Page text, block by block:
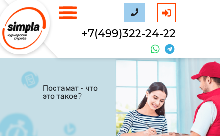
+7(499)322-24-22
Постамат - что
это такое?